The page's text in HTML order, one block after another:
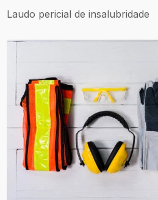
Laudo pericial de insalubridade